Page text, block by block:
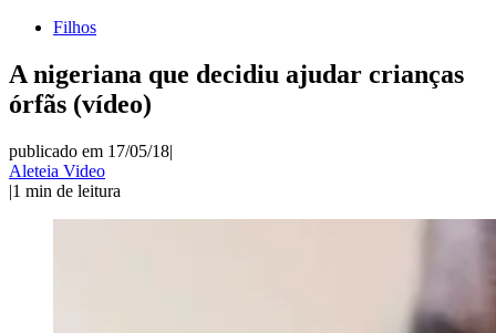
Filhos
A nigeriana que decidiu ajudar crianças
órfãs (vídeo)
publicado em 17/05/18|
Aleteia Video
|1 min de leitura